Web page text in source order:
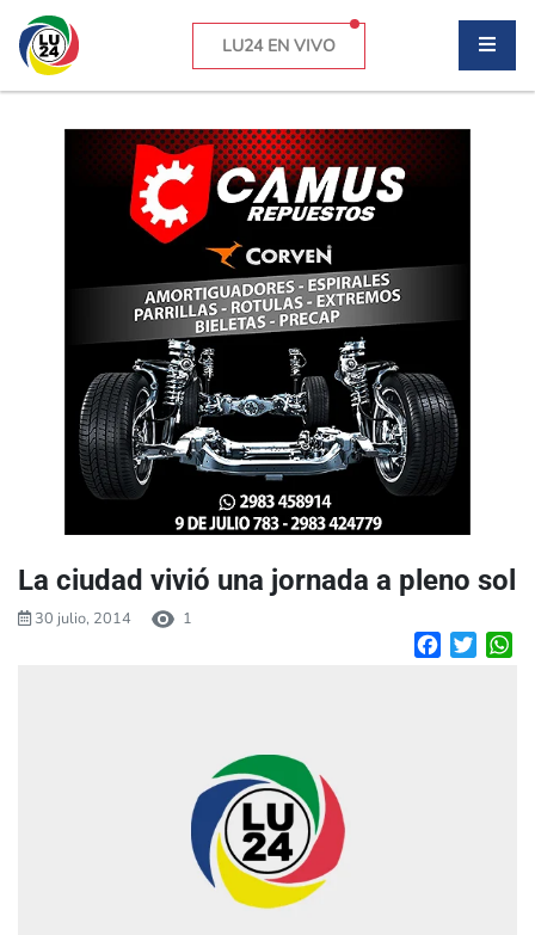
LU24 EN VIVO
La ciudad vivió una jornada a pleno sol
30 julio, 2014 1
Facebook